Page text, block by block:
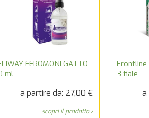
FEROMONI GATTO
ml
a partire da: 27,00 €
scopri il prodotto ›
Frontline
3 fiale
a